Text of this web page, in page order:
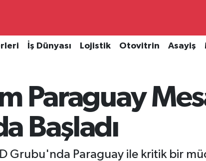
İş Dünyası Lojistik Otovitrin Asayiş
Paraguay
Başladı
Grubu'nda Paraguay ile kritik bir